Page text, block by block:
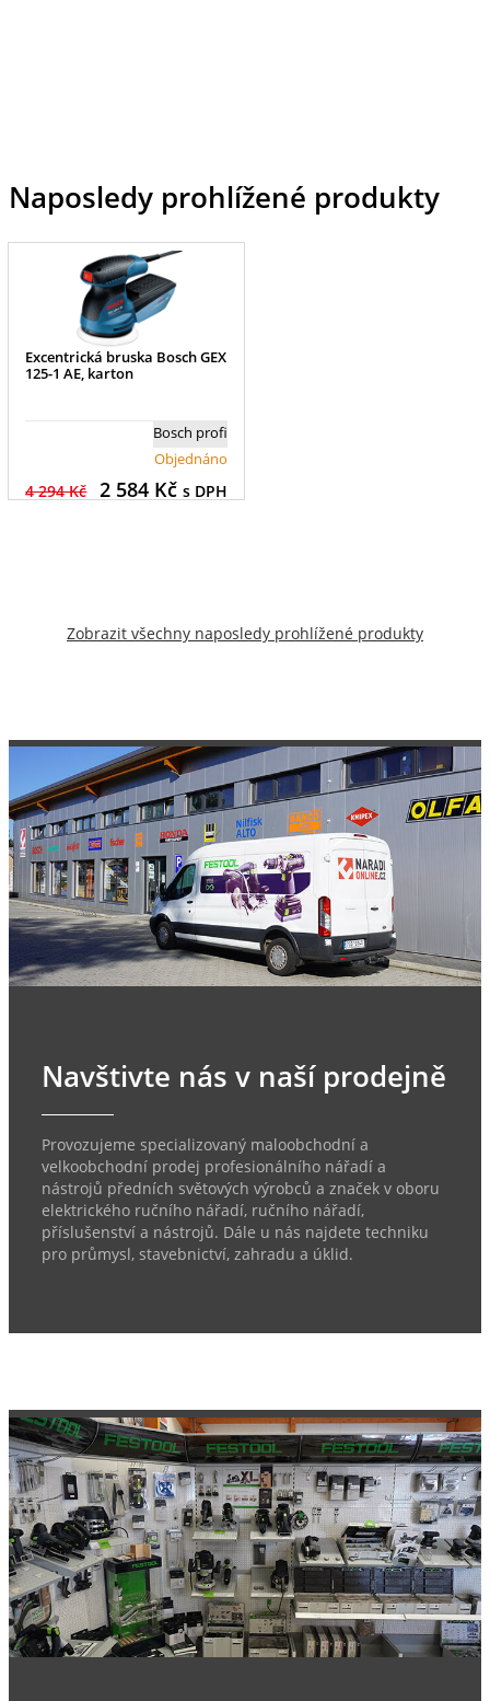
Naposledy prohlížené produkty
Excentrická bruska Bosch GEX
125-1 AE, karton
Bosch profi
Objednáno
4 294 Kč 2 584Kč s DPH
Zobrazit všechny naposledy prohlížené produkty
Navštivte nás v naší prodejně
Provozujeme specializovaný maloobchodní a
velkoobchodní prodej profesionálního nářadí a
nástrojů předních světových výrobců a značek v oboru
elektrického ručního nářadí, ručního nářadí,
příslušenství a nástrojů. Dále u nás najdete techniku
pro průmysl, stavebnictví, zahradu a úklid.